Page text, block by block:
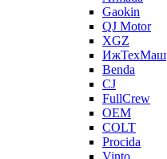
Gaokin
QJ Motor
XGZ
ИжТехМаш
Benda
CJ
FullCrew
OEM
COLT
Procida
Vinto